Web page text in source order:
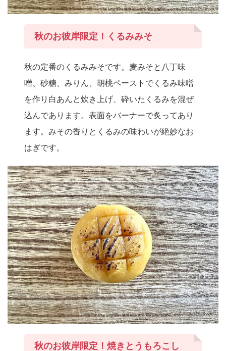
秋のお彼岸限定！くるみみそ
秋の定番のくるみみそです。麦みそと八丁味
噌、砂糖、みりん、胡桃ペーストでくるみ味噌
を作り白あんと炊き上げ、砕いたくるみを混ぜ
込んであります。表面をバーナーで炙ってあり
ます。みその香りとくるみの味わいが絶妙なお
はぎです。
秋のお彼岸限定！焼きとうもろこし